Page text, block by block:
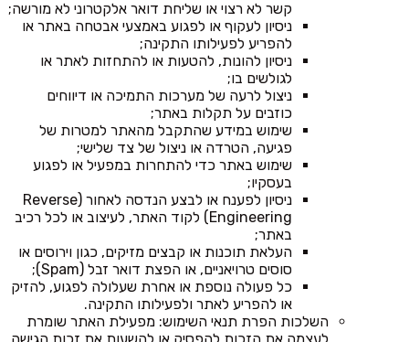
קשר לא רצוי או שליחת דואר אלקטרוני לא מורשה;
ניסיון לעקוף או לפגוע באמצעי אבטחה באתר או
להפריע לפעילותו התקינה;
ניסיון להונות, להטעות או להתחזות לאתר או
לגולשים בו;
ניצול לרעה של מערכות התמיכה או דיווחים
כוזבים על תקלות באתר;
שימוש במידע שהתקבל מהאתר למטרות של
פגיעה, הטרדה או ניצול של צד שלישי;
שימוש באתר כדי להתחרות במפעיל או לפגוע
בעסקיו;
ניסיון לפענח או לבצע הנדסה לאחור (Reverse
Engineering) לקוד האתר, לעיצוב או לכל רכיב
באתר;
העלאת תוכנות או קבצים מזיקים, כגון וירוסים או
סוסים טרויאניים, או הפצת דואר זבל (Spam);
כל פעולה נוספת או אחרת שעלולה לפגוע, להזיק
או להפריע לאתר ולפעילותו התקינה.
השלכות הפרת תנאי השימוש: מפעילת האתר שומרת